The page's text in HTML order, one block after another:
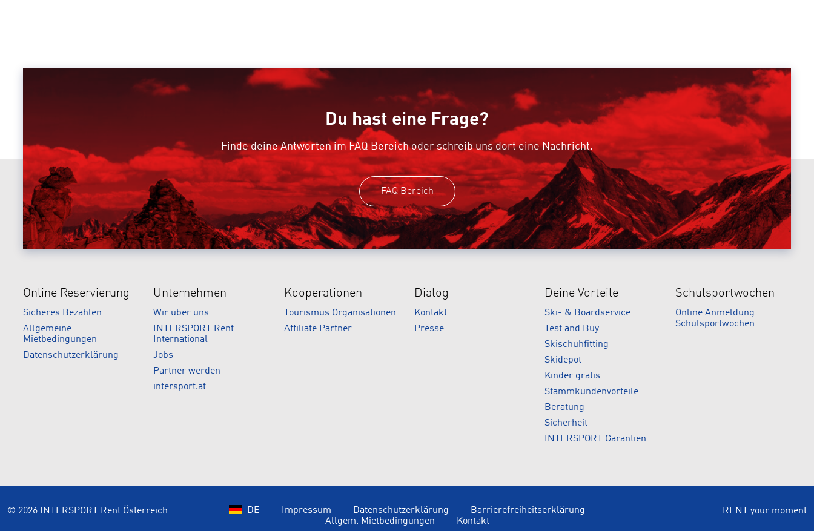
Du hast eine Frage?
Finde deine Antworten im FAQ Bereich oder schreib uns dort eine Nachricht.
FAQ Bereich
Online Reservierung
Sicheres Bezahlen
Allgemeine
Mietbedingungen
Datenschutzerklärung
Unternehmen
Wir über uns
INTERSPORT Rent
International
Jobs
Partner werden
intersport.at
Kooperationen
Tourismus Organisationen
Affiliate Partner
Dialog
Kontakt
Presse
Deine Vorteile
Ski- & Boardservice
Test and Buy
Skischuhfitting
Skidepot
Kinder gratis
Stammkundenvorteile
Beratung
Sicherheit
INTERSPORT Garantien
Schulsportwochen
Online Anmeldung
Schulsportwochen
© 2026 INTERSPORT Rent Österreich DE Impressum Datenschutzerklärung
Barrierefreiheitserklärung
Allgem. Mietbedingungen
Kontakt
RENT your moment